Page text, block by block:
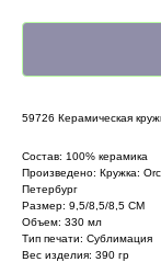
59726 Керамическая
Состав: 100% керамика
Произведено: Кружка:
Петербург
Размер: 9,5/8,5/8,5 СМ
Объем: 330 мл
Тип печати: Сублимация
Вес изделия: 390 гр